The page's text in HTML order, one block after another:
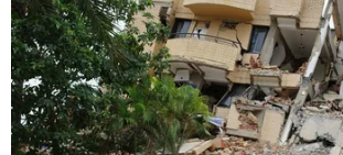
16/07/2024 01:09
Bộ Nội vụ Đức cho biết tổng cộng có
tham dự các trận đấu và 6 triệu người
các trận đấu trong các fanzone, song
ninh hơn đáng kể so với dự kiến."